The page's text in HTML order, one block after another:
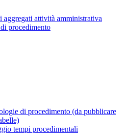
aggregati attività amministrativa
procedimento
di procedimento (da pubblicare
tempi procedimentali